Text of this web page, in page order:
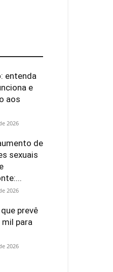
entenda
e
aos
2026
de
sexuais
2026
prevê
para
2026